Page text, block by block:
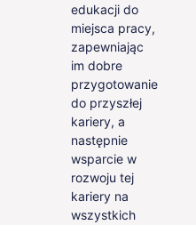
edukacji do
miejsca pracy,
zapewniając
im dobre
przygotowanie
do przyszłej
kariery, a
następnie
wsparcie w
rozwoju tej
kariery na
wszystkich